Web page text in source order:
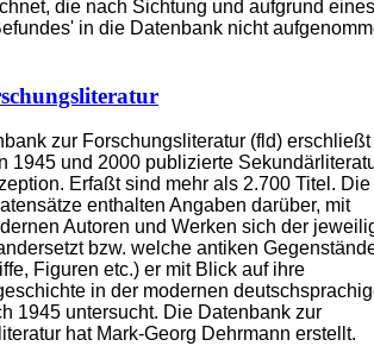
die nach Sichtung und aufgrund eines
in die Datenbank nicht
zur Forschungsliteratur (fld) erschließt
1945 und 2000 publizierte
Erfaßt sind mehr als 2.700 Titel. Die
enthalten Angaben darüber, mit
Autoren und Werken sich der
bzw. welche antiken
Figuren etc.) er mit Blick auf ihre
in der modernen
1945 untersucht. Die Datenbank zur
hat Mark-Georg Dehrmann erstellt.